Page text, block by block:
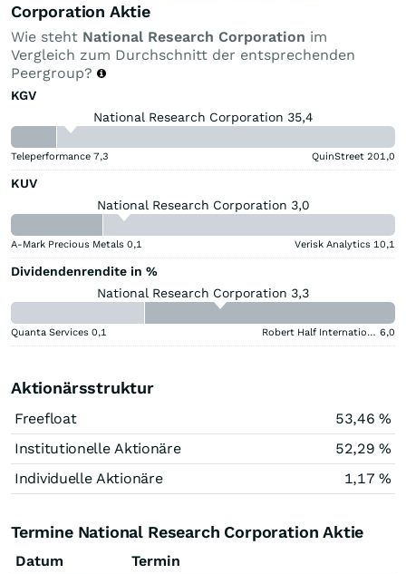
Corporation Aktie
Wie steht National Research Corporation im
Vergleich zum Durchschnitt der entsprechenden
Peergroup?
KGV
National Research Corporation 35,4
Teleperformance 7,3 QuinStreet 201,0
KUV
National Research Corporation 3,0
A-Mark Precious Metals 0,1 Verisk Analytics 10,1
Dividendenrendite in %
National Research Corporation 3,3
Quanta Services 0,1 Robert Half International 6,0
Aktionärsstruktur
Freefloat
53,46 %
Institutionelle Aktionäre
52,29 %
Individuelle Aktionäre
1,17 %
Termine National Research Corporation Aktie
Datum
Termin